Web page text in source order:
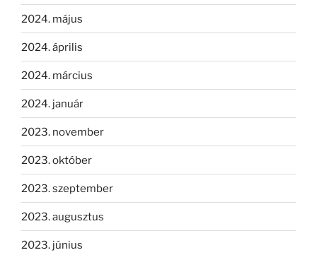
2024. május
2024. április
2024. március
2024. január
2023. november
2023. október
2023. szeptember
2023. augusztus
2023. június